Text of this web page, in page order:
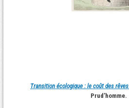
Transition écologique : le coût des rêves
Prud’homme.